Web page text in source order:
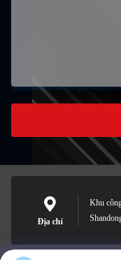
Địa chỉ
Khu